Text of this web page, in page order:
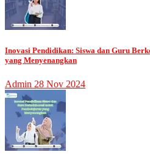
Inovasi Pendidikan: Siswa dan Guru
yang Menyenangkan
Admin 28 Nov 2024